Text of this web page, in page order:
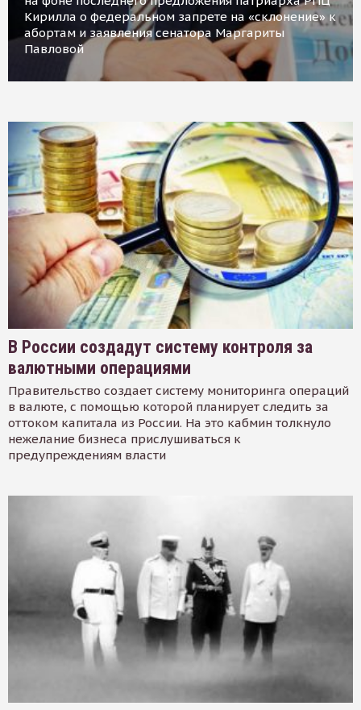
Кирилла о федеральном запрете на «склонение» к
абортам и заявления сенатора Маргариты
Павловой
В России создадут систему контроля за
валютными операциями
Правительство создает систему мониторинга операций
в валюте, с помощью которой планирует следить за
оттоком капитала из России. На это кабмин толкнуло
нежелание бизнеса прислушиваться к
предупреждениям власти